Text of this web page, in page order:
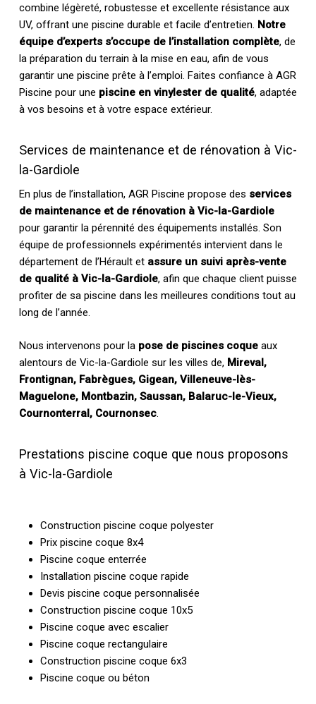
combine légèreté, robustesse et excellente résistance aux
UV, offrant une piscine durable et facile d’entretien. Notre
équipe d’experts s’occupe de l’installation complète, de
la préparation du terrain à la mise en eau, afin de vous
garantir une piscine prête à l’emploi. Faites confiance à AGR
Piscine pour une piscine en vinylester de qualité, adaptée
à vos besoins et à votre espace extérieur.
Services de maintenance et de rénovation à Vic-
la-Gardiole
En plus de l’installation, AGR Piscine propose des services
de maintenance et de rénovation à Vic-la-Gardiole
pour garantir la pérennité des équipements installés. Son
équipe de professionnels expérimentés intervient dans le
département de l’Hérault et assure un suivi après-vente
de qualité à Vic-la-Gardiole, afin que chaque client puisse
profiter de sa piscine dans les meilleures conditions tout au
long de l’année.
Nous intervenons pour la pose de piscines coqueaux
alentours de Vic-la-Gardiole sur les villes de, Mireval,
Frontignan, Fabrègues, Gigean, Villeneuve-lès-
Maguelone, Montbazin, Saussan, Balaruc-le-Vieux,
Cournonterral, Cournonsec.
Prestations piscine coque que nous proposons
à Vic-la-Gardiole
Construction piscine coque polyester
Prix piscine coque 8x4
Piscine coque enterrée
Installation piscine coque rapide
Devis piscine coque personnalisée
Construction piscine coque 10x5
Piscine coque avec escalier
Piscine coque rectangulaire
Construction piscine coque 6x3
Piscine coque ou béton